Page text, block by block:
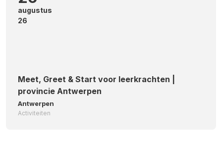
augustus
26
Meet, Greet & Start voor leerkrachten |
provincie Antwerpen
Antwerpen
Activiteiten